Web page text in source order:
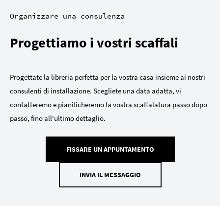
Organizzare una consulenza
Progettiamo i vostri scaffali
Progettate la libreria perfetta per la vostra casa insieme ai nostri
consulenti di installazione. Scegliete una data adatta, vi
contatteremo e pianificheremo la vostra scaffalatura passo dopo
passo, fino all'ultimo dettaglio.
FISSARE UN APPUNTAMENTO
INVIA IL MESSAGGIO